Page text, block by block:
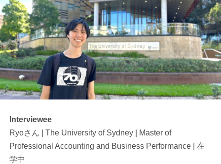
Interviewee
Ryoさん | The University of Sydney | Master of
Professional Accounting and Business Performance | 在
学中